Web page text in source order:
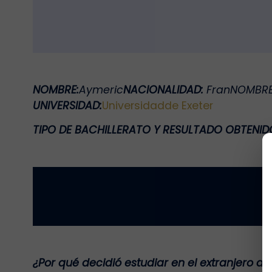
NOMBRE:AymericNACIONALIDAD: Fran
UNIVERSIDAD:Universidadde Exeter
TIPO DE BACHILLERATO Y RESULTADO
¿Por qué decidió estudiar en el extranjero